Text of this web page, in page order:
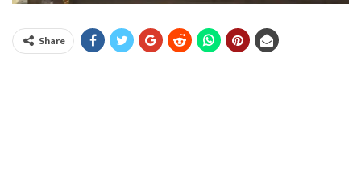
Share